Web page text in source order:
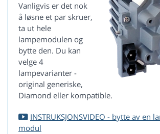
Vanligvis er det nok
å løsne et par skruer,
ta ut hele
lampemodulen og
bytte den. Du kan
velge 4
lampevarianter -
original generiske,
Diamond eller kompatible.
INSTRUKSJONSVIDEO - bytte av en
modul